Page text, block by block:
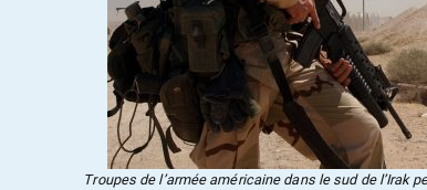
Troupes de l’armée américaine dans le sud de l’Irak